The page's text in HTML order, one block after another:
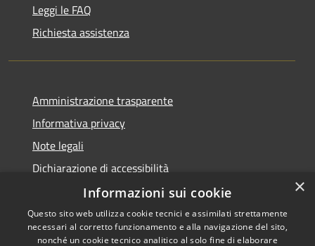
Leggi le FAQ
Richiesta assistenza
Amministrazione trasparente
Informativa privacy
Note legali
Dichiarazione di accessibilità
Copyright © 2026 • Comune di
×
Informazioni sui cookie
Questo sito web utilizza cookie tecnici e assimilati strettamente
necessari al corretto funzionamento e alla navigazione del sito,
nonché un cookie tecnico analitico al solo fine di elaborare